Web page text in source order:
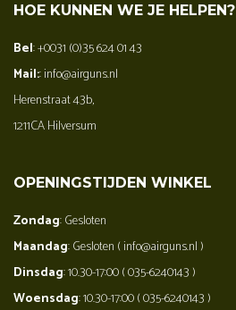
HOE KUNNEN WE JE HELPEN?
Bel: +0031 (0)35 624 01 43
Mail:: info@airguns.nl
Herenstraat 43b,
1211CA Hilversum
OPENINGSTIJDEN WINKEL
Zondag: Gesloten
Maandag: Gesloten ( info@airguns.nl )
Dinsdag: 10.30-17:00 ( 035-6240143 )
Woensdag: 10.30-17:00 ( 035-6240143 )